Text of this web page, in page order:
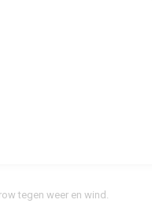
tegen weer en wind.